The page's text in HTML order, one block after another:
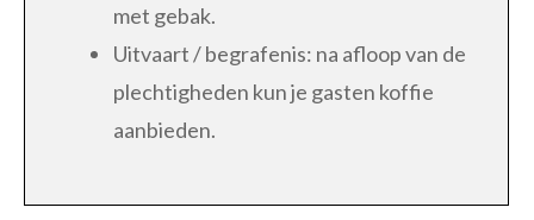
met gebak.
Uitvaart / begrafenis: na afloop van de
plechtigheden kun je gasten koffie
aanbieden.